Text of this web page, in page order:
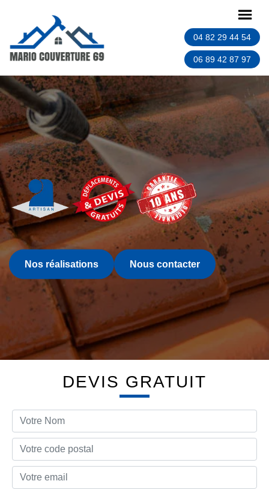
04 82 29 44 54
06 89 42 87 97
Nos réalisations Nous contacter
DEVIS GRATUIT